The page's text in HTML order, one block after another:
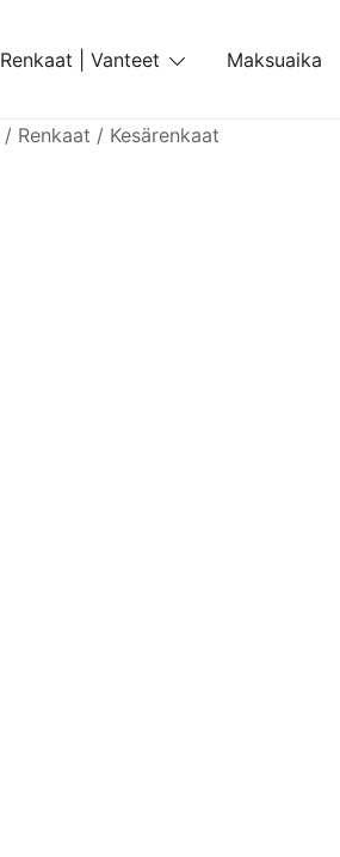
Renkaat | Vanteet Maksuaika
/ Renkaat / Kesärenkaat